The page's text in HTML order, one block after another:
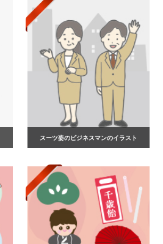
スーツ姿のビジネスマンのイラスト